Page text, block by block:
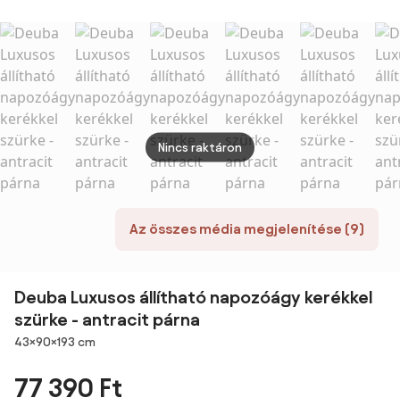
Fém Szürke |
Aosom
183 x 66 x 33 cm
Vendégágy 114
kg-ig
Összecsukható
Ágy Belső,
Külső, Kerti
Kempi
Kerti
és
Az összes média megjelenítése (9)
Nincs raktáron
Deuba Luxusos állítható napozóágy kerékkel
szürke - antracit párna
Méretek
43×90×193 cm
77 390 Ft